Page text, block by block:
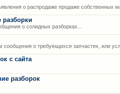
о распродаже продаже собственных
о солидных разборках...
о требующихся запчастях, или
с сайта
разборок